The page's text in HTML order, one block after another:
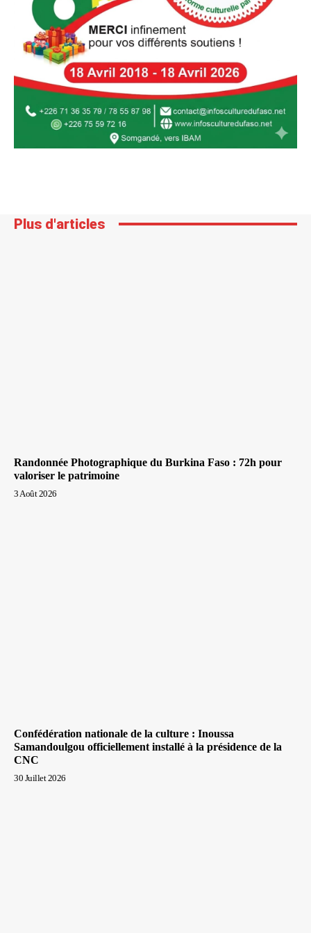
Plus d'articles
Randonnée Photographique du Burkina Faso : 72h pour
valoriser le patrimoine
3 Août 2026
Confédération nationale de la culture : Inoussa
Samandoulgou officiellement installé à la présidence de la
CNC
30 Juillet 2026